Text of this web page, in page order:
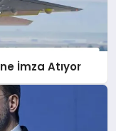
İmza Atıyor